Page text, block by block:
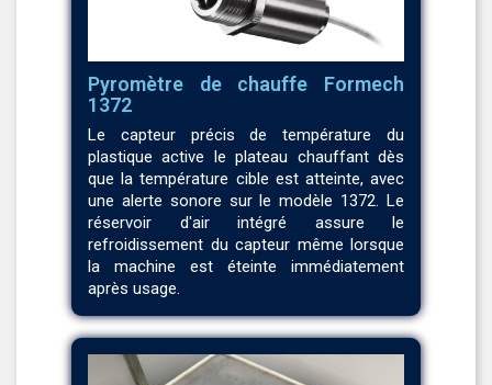
Pyromètre de chauffe Formech
1372
Le capteur précis de température du
plastique active le plateau chauffant dès
que la température cible est atteinte, avec
une alerte sonore sur le modèle 1372. Le
réservoir d'air intégré assure le
refroidissement du capteur même lorsque
la machine est éteinte immédiatement
après usage.